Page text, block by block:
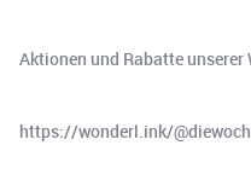
Aktionen und Rabatte unserer
https://wonderl.ink/